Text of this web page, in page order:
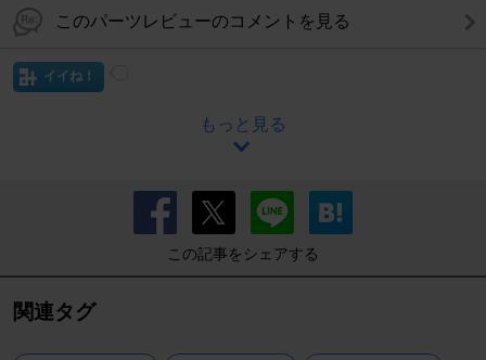
このパーツレビューのコメントを見る
イイね！
もっと見る
この記事をシェアする
関連タグ